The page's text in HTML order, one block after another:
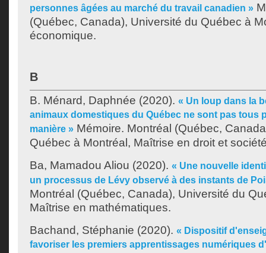
personnes âgées au marché du travail canadien »
(Québec, Canada), Université du Québec à
économique.
B
B. Ménard, Daphnée (2020). « Un loup dans la
animaux domestiques du Québec ne sont pas tous
manière » Mémoire. Montréal (Québec,
Québec à Montréal, Maîtrise en droit et
Ba, Mamadou Aliou (2020). « Une nouvelle
un processus de Lévy observé à des instants de
Montréal (Québec, Canada), Université du
Maîtrise en mathématiques.
Bachand, Stéphanie (2020). « Dispositif
favoriser les premiers apprentissages numériques